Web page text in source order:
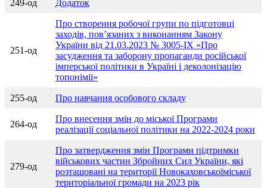
249-од Додаток
251-од
Про створення робочої групи по підготовці
заходів, пов’язаних з виконанням Закону
України від 21.03.2023 № 3005-IX «Про
засудження та заборону пропаганди російської
імперської політики в Україні і деколонізацію
топонімії»
255-од Про навчання особового складу
264-од
Про внесення змін до міської Програми
реалізації соціальної політики на 2022-2024 роки
279-од
Про затвердження змін Програми підтримки
військових частин Збройних Сил України, які
розташовані на території Новокаховськоїміської
територіальної громади на 2023 рік